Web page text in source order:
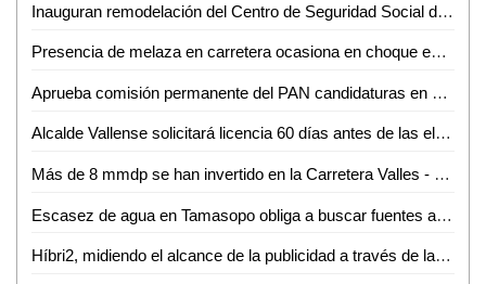
Inauguran remodelación del Centro de Seguridad Social del IMSS en Ciudad Valles
Presencia de melaza en carretera ocasiona en choque en la Valles - Mante
Aprueba comisión permanente del PAN candidaturas en ayuntamientos y diputaciones locales
Alcalde Vallense solicitará licencia 60 días antes de las elecciones
Más de 8 mmdp se han invertido en la Carretera Valles - Tamazunchale: SICT
Escasez de agua en Tamasopo obliga a buscar fuentes alternativas de abastecimiento
Híbri2, midiendo el alcance de la publicidad a través de la tecnología: Lucio Martínez